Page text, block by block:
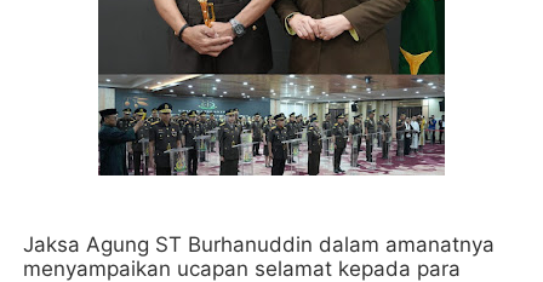
Jaksa Agung ST Burhanuddin dalam amanatnya
menyampaikan ucapan selamat kepada para